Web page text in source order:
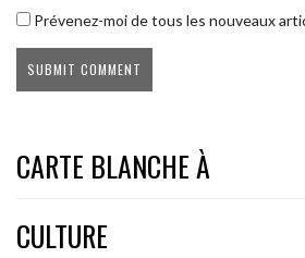
Prévenez-moi de tous les nouveaux
CARTE BLANCHE À
CULTURE